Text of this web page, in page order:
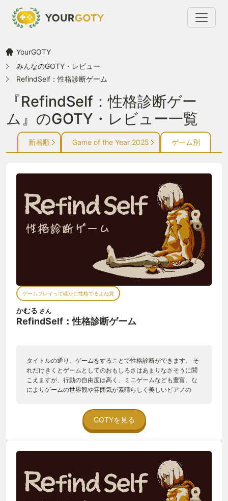
YourGOTY
みんなのGOTY・レビュー
RefindSelf：性格診断ゲーム
『RefindSelf：性格診断ゲー
ム』のGOTY・レビュー一覧
新着順 Game of the Year 2025 ゲーム別
ゲームプレイって確かに性格でるよね賞
かむる さん
RefindSelf：性格診断ゲーム
タイトルの通り、ゲームをすることで性格診断ができます。 そ
れだけきくとゲームとしてのおもしろさはあまりなさそうに聞
こえますが、行動の自由度は高く、ミニゲームなども豊富、な
によりゲームの世界観や雰囲気が素晴らしく美しいピアノの
の性格診断の仕様はシンプルな探索型アドベンチャーゲームで
主人公が何か行動をするたびに%が増えていって100%になった
ら 即診断終了という流れ。正直手あたり次第調べてるとあっと
んなこと思わないで進める人もいるでしょうからそれも含めて
性格がでるんだなと。 性格が判定される基準はかなり多く、か
なり細かいところまで見られてる。選択肢の選び方にしても、
深く考えずに適当に選ぶのと、時間かけて慎重に選ぶのとでは
GOTYを見る